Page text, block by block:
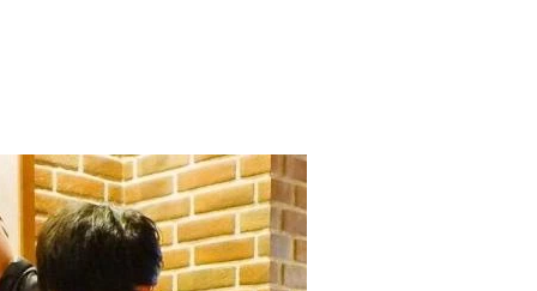
invertir
MÁS
con
tu Marca